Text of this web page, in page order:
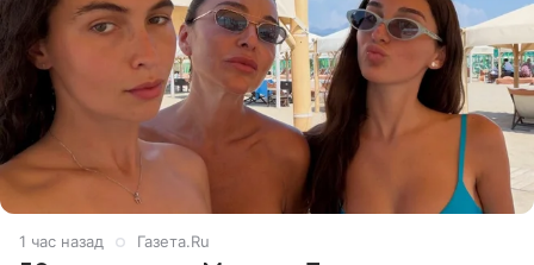
1 час назад Газета.Ru